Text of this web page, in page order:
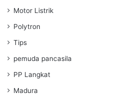
Motor Listrik
Polytron
Tips
pemuda pancasila
PP Langkat
Madura